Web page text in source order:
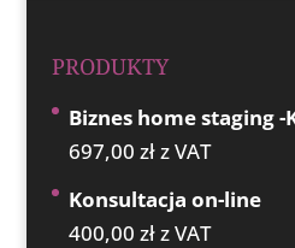
PRODUKTY
Biznes home staging
697,00 złz VAT
Konsultacja on-line
400,00 złz VAT